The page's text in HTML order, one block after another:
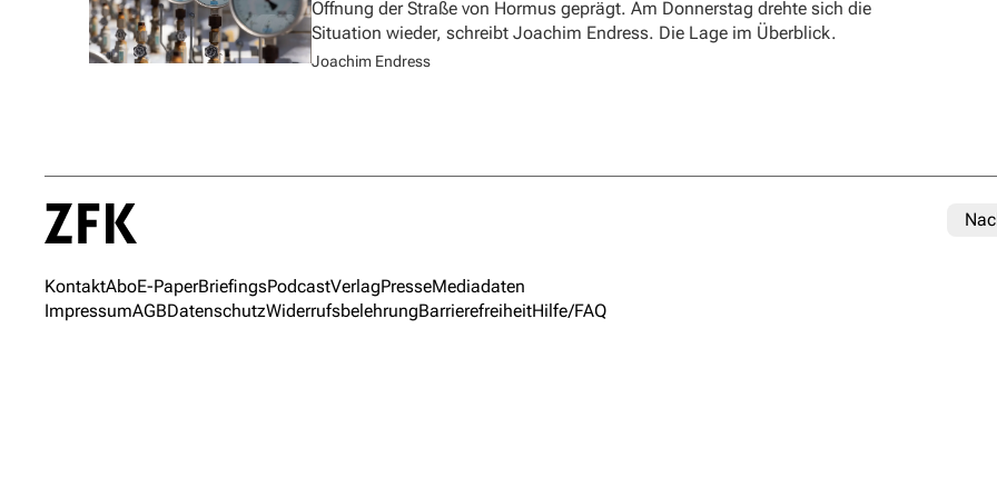
Öffnung der Straße von Hormus geprägt. Am Donnerstag drehte sich die
Situation wieder, schreibt Joachim Endress. Die Lage im Überblick.
Joachim Endress
KontaktAboE-PaperBriefingsPodcastVerlagPresseMediadaten
ImpressumAGBDatenschutzWiderrufsbelehrungBarrierefreiheitHilfe/FAQ